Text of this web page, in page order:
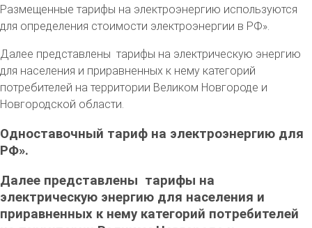
Размещенные тарифы на электроэнергию используются
для определения стоимости электроэнергии в РФ».
Далее представлены тарифы на электрическую энергию
для населения и приравненных к нему категорий
потребителей на территории Великом Новгороде и
Новгородской области.
Одноставочный тариф на электроэнергию для
РФ».
Далее представлены тарифы на
электрическую энергию для населения и
приравненных к нему категорий потребителей